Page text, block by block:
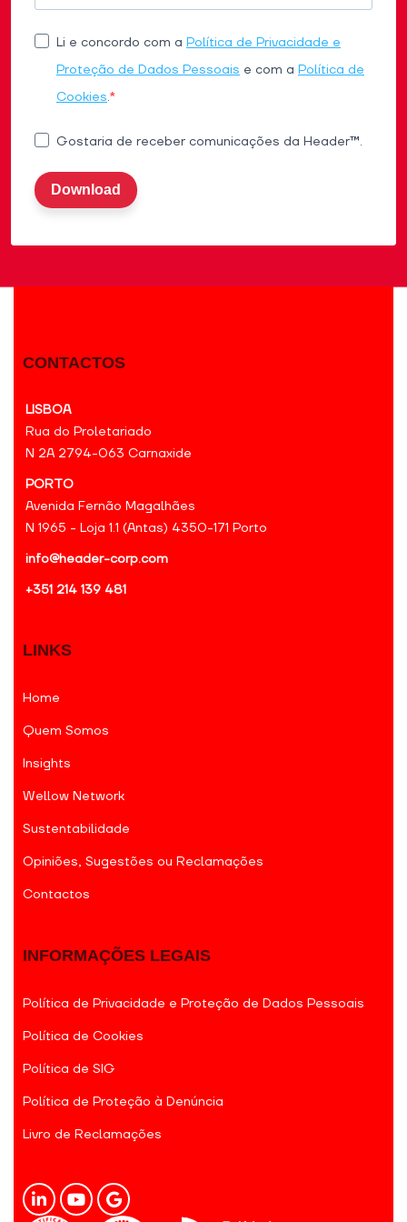
Li e concordo com a Política de Privacidade e
Proteção de Dados Pessoais e com a Política de
Cookies.
Gostaria de receber comunicações da Header™.
Download
CONTACTOS
LISBOA
Rua do Proletariado
N 2A 2794-063 Carnaxide
PORTO
Avenida Fernão Magalhães
N 1965 - Loja 1.1 (Antas) 4350-171 Porto
info@header-corp.com
+351 214 139 481
LINKS
Home
Quem Somos
Insights
Wellow Network
Sustentabilidade
Opiniões, Sugestões ou Reclamações
Contactos
INFORMAÇÕES LEGAIS
Política de Privacidade e Proteção de Dados Pessoais
Política de Cookies
Política de SIG
Política de Proteção à Denúncia
Livro de Reclamações